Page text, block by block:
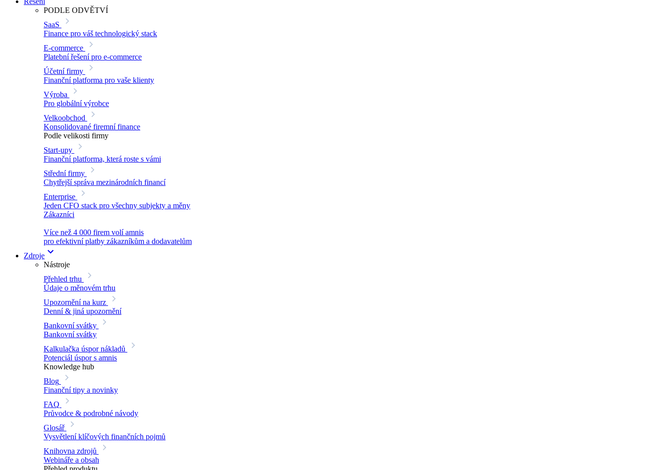
PODLE ODVĚTVÍ
SaaS
Finance pro váš technologický stack
E-commerce
Platební řešení pro e-commerce
Účetní firmy
Finanční platforma pro vaše klienty
Výroba
Pro globální výrobce
Velkoobchod
Konsolidované firemní finance
Podle velikosti firmy
Start-upy
Finanční platforma, která roste s vámi
Střední firmy
Chytřejší správa mezinárodních financí
Enterprise
Jeden CFO stack pro všechny subjekty a měny
Zákazníci
Více než 4 000 firem volí amnis
pro efektivní platby zákazníkům a dodavatelům
Zdroje
Nástroje
Přehled trhu
Údaje o měnovém trhu
Upozornění na kurz
Denní & jiná upozornění
Bankovní svátky
Bankovní svátky
Kalkulačka úspor nákladů
Potenciál úspor s amnis
Knowledge hub
Blog
Finanční tipy a novinky
FAQ
Průvodce & podrobné návody
Glosář
Vysvětlení klíčových finančních pojmů
Knihovna zdrojů
Webináře a obsah